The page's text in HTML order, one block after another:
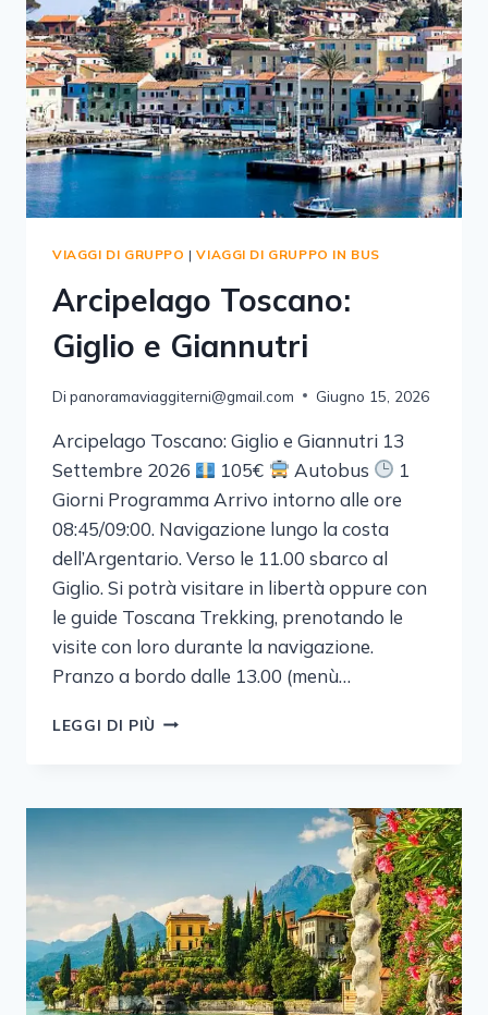
VIAGGI DI GRUPPO |VIAGGI DI GRUPPO IN BUS
Arcipelago Toscano:
Giglio e Giannutri
Di panoramaviaggiterni@gmail.com Giugno 15, 2026
Arcipelago Toscano: Giglio e Giannutri 13
Settembre 2026
105€ Autobus
1
Giorni Programma Arrivo intorno alle ore
08:45/09:00. Navigazione lungo la costa
dell’Argentario. Verso le 11.00 sbarco al
Giglio. Si potrà visitare in libertà oppure con
le guide Toscana Trekking, prenotando le
visite con loro durante la navigazione.
Pranzo a bordo dalle 13.00 (menù…
LEGGI DI PIÙ ARCIPELAGO
GIANNUTRI